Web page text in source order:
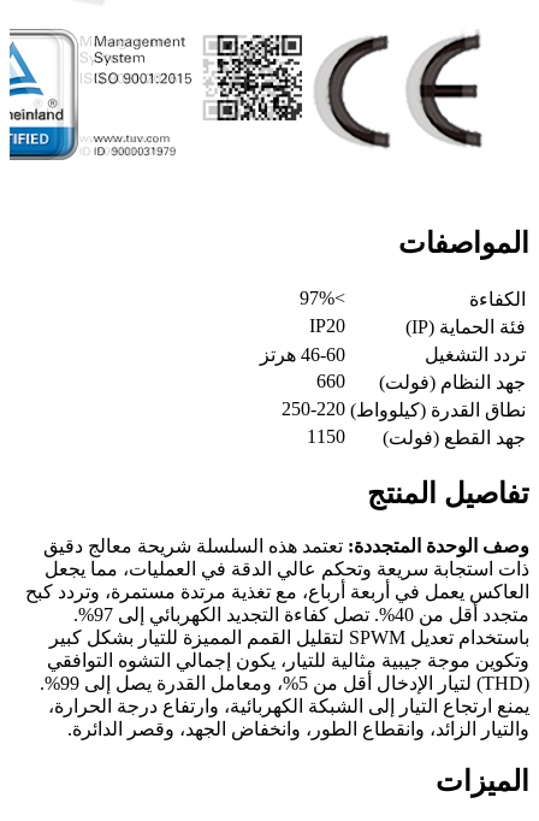
المواصفات
الكفاءة
>97%
فئة الحماية (IP)
IP20
تردد التشغيل
46-60 هرتز
جهد النظام (فولت)
660
نطاق القدرة (كيلوواط) 250-220
جهد القطع (فولت)
1150
تفاصيل المنتج
وصف الوحدة المتجددة: تعتمد هذه السلسلة شريحة معالج دقيق
ذات استجابة سريعة وتحكم عالي الدقة في العمليات، مما يجعل
العاكس يعمل في أربعة أرباع، مع تغذية مرتدة مستمرة، وتردد كبح
متجدد أقل من 40%. تصل كفاءة التجديد الكهربائي إلى 97%.
باستخدام تعديل SPWM لتقليل القمم المميزة للتيار بشكل كبير
وتكوين موجة جيبية مثالية للتيار، يكون إجمالي التشوه التوافقي
(THD) لتيار الإدخال أقل من 5%، ومعامل القدرة يصل إلى 99%.
يمنع ارتجاع التيار إلى الشبكة الكهربائية، وارتفاع درجة الحرارة،
والتيار الزائد، وانقطاع الطور، وانخفاض الجهد، وقصر الدائرة.
الميزات